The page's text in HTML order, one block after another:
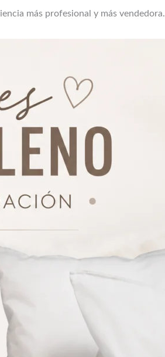
más profesional y más vendedora.